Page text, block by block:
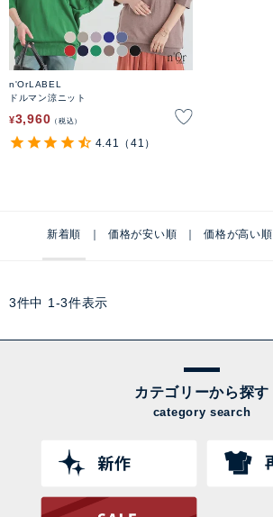
n'OrLABEL
ドルマン涼ニット
¥3,960 税込
4.41 （41）
新着順 価格が安い順 価格が高い順
3件中 1 -3件表示
カテゴリーから探す
category search